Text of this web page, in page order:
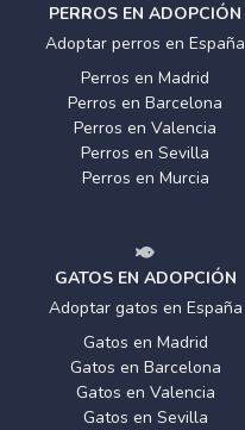
PERROS EN ADOPCIÓN
Adoptar perros en España
Perros en Madrid
Perros en Barcelona
Perros en Valencia
Perros en Sevilla
Perros en Murcia
GATOS EN ADOPCIÓN
Adoptar gatos en España
Gatos en Madrid
Gatos en Barcelona
Gatos en Valencia
Gatos en Sevilla